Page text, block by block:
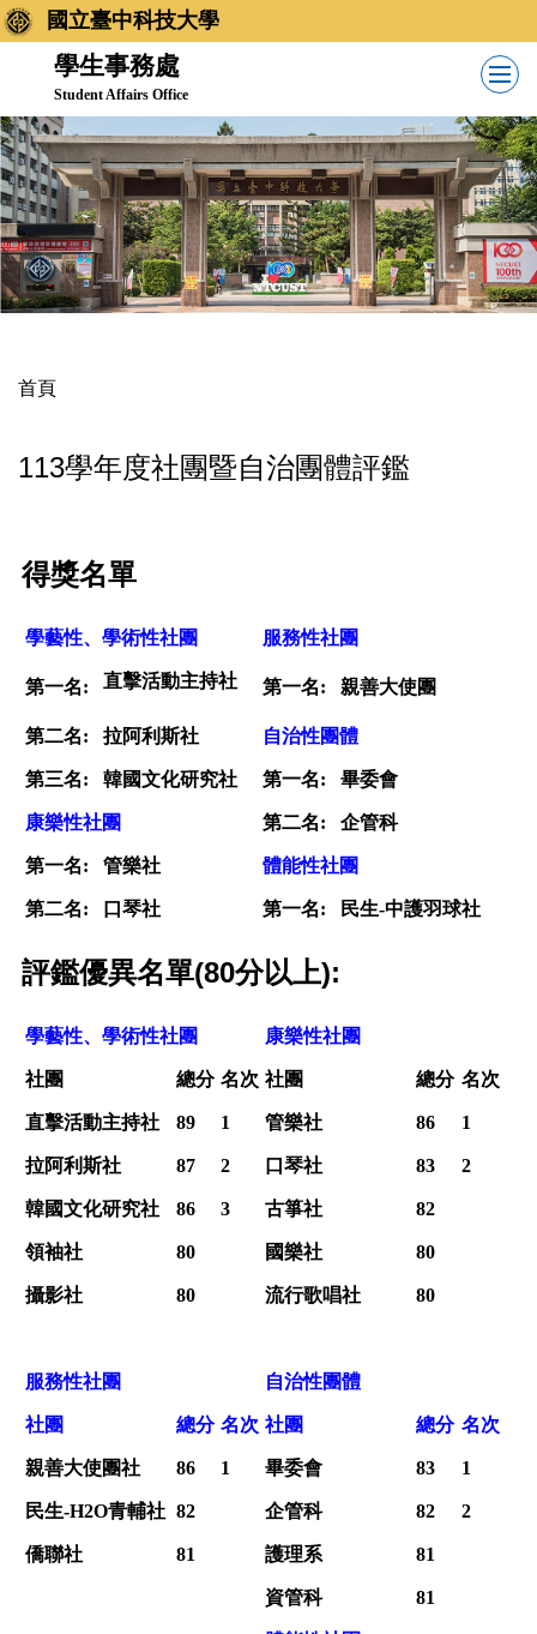
跳
到
內
容
區
國立臺中科技大學
學生事務處
Student Affairs Office
首頁
113學年度社團暨自治團體評鑑
得獎名單
學藝性、學術性社團 服務性社團
第一名: 直擊活動主持社 第一名: 親善大使團
第二名: 拉阿利斯社 自治性團體
第三名: 韓國文化研究社 第一名: 畢委會
康樂性社團 第二名: 企管科
第一名: 管樂社 體能性社團
第二名: 口琴社 第一名: 民生-中護羽球社
評鑑優異名單(80分以上):
學藝性、學術性社團 康樂性社團
社團 總分 名次 社團 總分 名次
直擊活動主持社 89 1 管樂社 86 1
拉阿利斯社 87 2 口琴社 83 2
韓國文化研究社 86 3 古箏社 82
領袖社 80 國樂社 80
攝影社 80 流行歌唱社 80
服務性社團 自治性團體
社團 總分 名次 社團 總分 名次
親善大使團社 86 1 畢委會 83 1
民生-H2O青輔社 82 企管科 82 2
僑聯社 81 護理系 81
資管科 81